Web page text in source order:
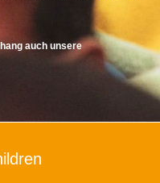
auch unsere